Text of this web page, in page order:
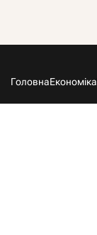
ГоловнаЕкономіка